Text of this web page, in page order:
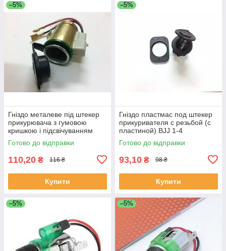
–5%
Гніздо металеве під штекер
прикурювача з гумовою
кришкою і підсвічуванням
AG-1018-1 Синя
Готово до відправки
110,20 ₴ 116 ₴
Купити
–5%
Гніздо пластмас под штекер
прикуривателя с резьбой (с
пластиной) BJJ 1-4
Готово до відправки
93,10 ₴ 98 ₴
Купити
–5% –5%